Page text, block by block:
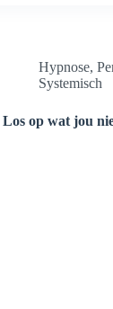
Hypnose,
Systemisch
Los op wat jou